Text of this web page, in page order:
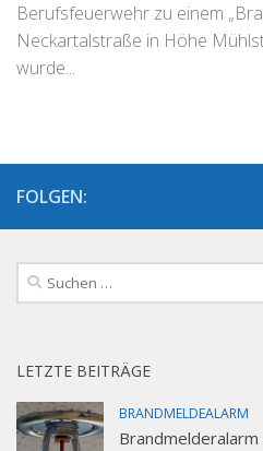
Berufsfeuerwehr zu einem
Neckartalstraße in Höhe
wurde...
FOLGEN:
Suchen
nach:
LETZTE BEITRÄGE
BRANDMELDEALARM
Brandmelderalarm